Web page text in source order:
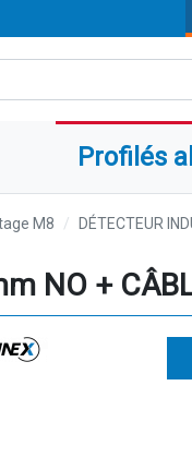
Profilés
M8 DÉTECTEUR
NO +